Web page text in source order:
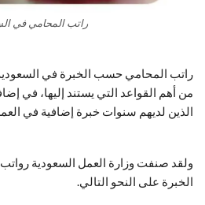
راتب المحامي في
راتب المحامي حسب الخبرة في
من أهم القواعد التي يستند إليها، في
الذين لديهم سنوات خبرة إضافية في
ولقد صنفت وزارة العمل السعودية
الخبرة على النحو التالي.